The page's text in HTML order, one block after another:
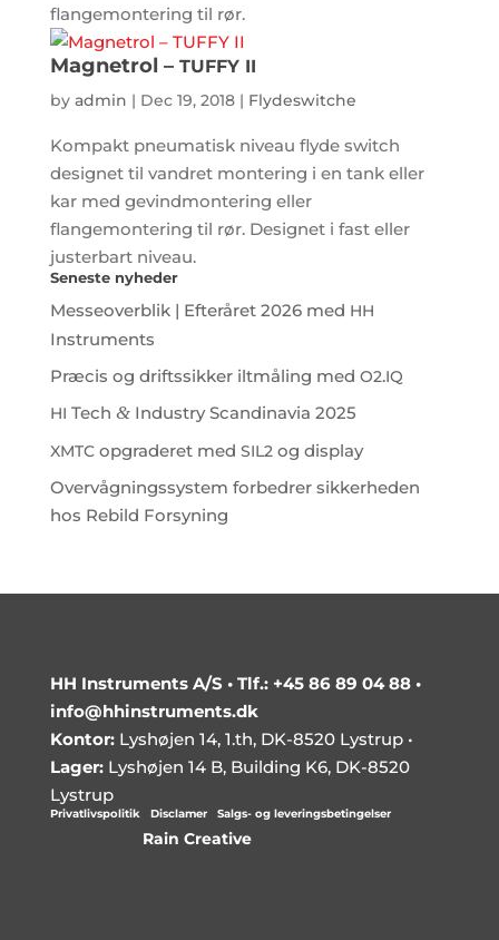
flangemontering til rør.
Magnetrol – TUFFY II
by admin | Dec 19, 2018| Flydeswitche
Kompakt pneumatisk niveau flyde switch
designet til vandret montering i en tank eller
kar med gevindmontering eller
flangemontering til rør. Designet i fast eller
justerbart niveau.
Seneste nyheder
Messeoverblik | Efteråret 2026 med HH
Instruments
Præcis og driftssikker iltmåling med O2.IQ
HI Tech &Industry Scandinavia 2025
XMTCopgraderet med SIL2 og display
Overvågningssystem forbedrer sikkerheden
hos Rebild Forsyning
HH Instruments A/S • Tlf.: +45 86 89 04 88•
info@hhinstruments.dk
Kontor:Lyshøjen 14, 1.th, DK-8520 Lystrup •
Lager:Lyshøjen 14 B, Building K6, DK-8520
Lystrup
Privatlivspolitik| Disclamer| Salgs- og leveringsbetingelser
Rain Creative